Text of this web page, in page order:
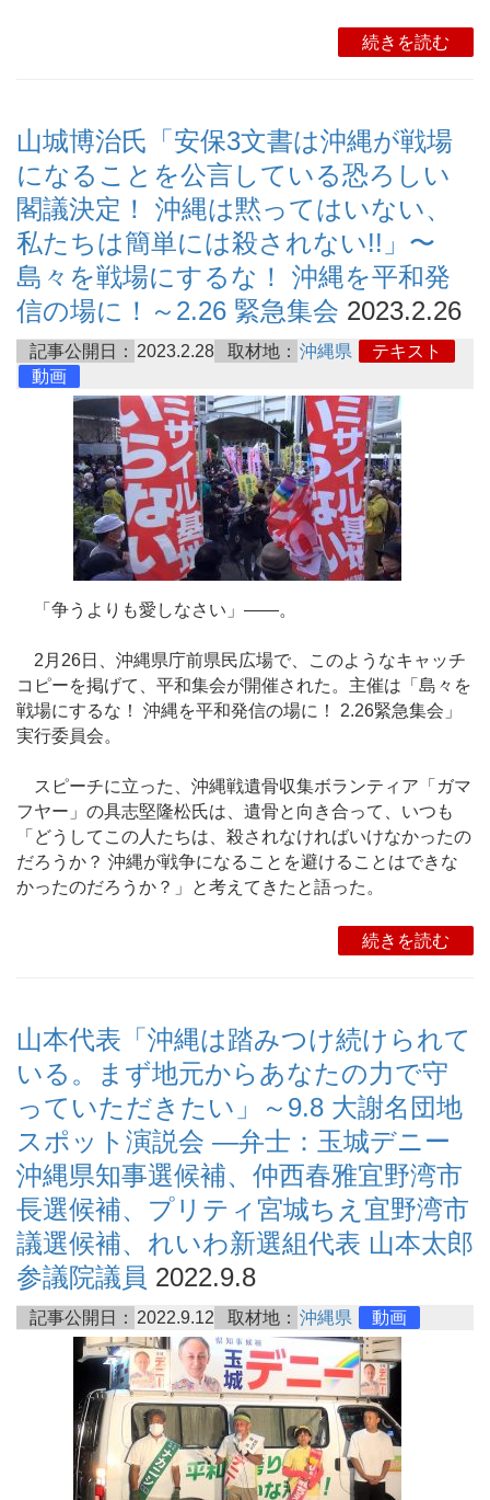
続きを読む
山城博治氏「安保3文書は沖縄が戦場
になることを公言している恐ろしい
閣議決定！ 沖縄は黙ってはいない、
私たちは簡単には殺されない!!」〜
島々を戦場にするな！ 沖縄を平和発
信の場に！～2.26 緊急集会 2023.2.26
記事公開日： 2023.2.28 取材地： 沖縄県
テキスト
動画
「争うよりも愛しなさい」――。
2月26日、沖縄県庁前県民広場で、このようなキャッチ
コピーを掲げて、平和集会が開催された。主催は「島々を
戦場にするな！ 沖縄を平和発信の場に！ 2.26緊急集会」
実行委員会。
スピーチに立った、沖縄戦遺骨収集ボランティア「ガマ
フヤー」の具志堅隆松氏は、遺骨と向き合って、いつも
「どうしてこの人たちは、殺されなければいけなかったの
だろうか？ 沖縄が戦争になることを避けることはできな
かったのだろうか？」と考えてきたと語った。
続きを読む
山本代表「沖縄は踏みつけ続けられて
いる。まず地元からあなたの力で守
っていただきたい」～9.8 大謝名団地
スポット演説会 ―弁士：玉城デニー
沖縄県知事選候補、仲西春雅宜野湾市
長選候補、プリティ宮城ちえ宜野湾市
議選候補、れいわ新選組代表 山本太郎
参議院議員 2022.9.8
記事公開日： 2022.9.12 取材地： 沖縄県 動画